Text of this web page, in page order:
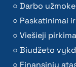
Darbo
Paskatinimai
Viešieji
Biudžeto
Finansinių